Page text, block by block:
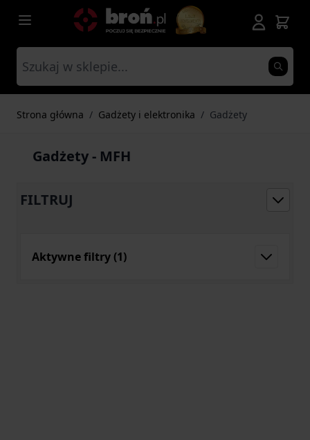
Przejdź do treści
Strona główna / Gadżety i elektronika / Gadżety
Gadżety - MFH
FILTRUJ
Aktywne filtry (1)